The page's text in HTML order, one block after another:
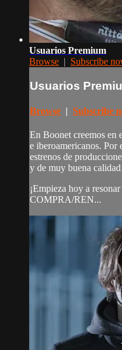
Usuarios Premium
Browse | Subscribe
Usuarios
Browse | Subscribe
En Boonet creemos en
e iberoamericanos. Por
estrenos de
y de muy buena
¡Empieza hoy a
COMPRA/REN...